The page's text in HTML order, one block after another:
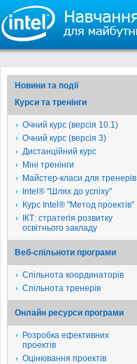
Новини та події
Курси та тренінги
Очний курс (версія 10.1)
Очний курс (версія 3)
Дистанційний курс
Міні тренінги
Майстер-класи для тренерів
Intel® "Шлях до успіху"
Курс Intel® "Метод проектів"
ІКТ: стратегія розвитку
освітнього закладу
Веб-спільноти програми
Спільнота координаторів
Спільнота тренерів
Онлайн ресурси програми
Розробка ефективних
проектів
Оцінювання проектів